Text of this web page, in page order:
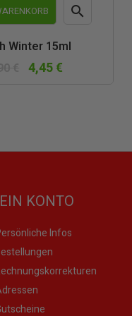

Winter 15ml
4,45 €
KONTO
Infos